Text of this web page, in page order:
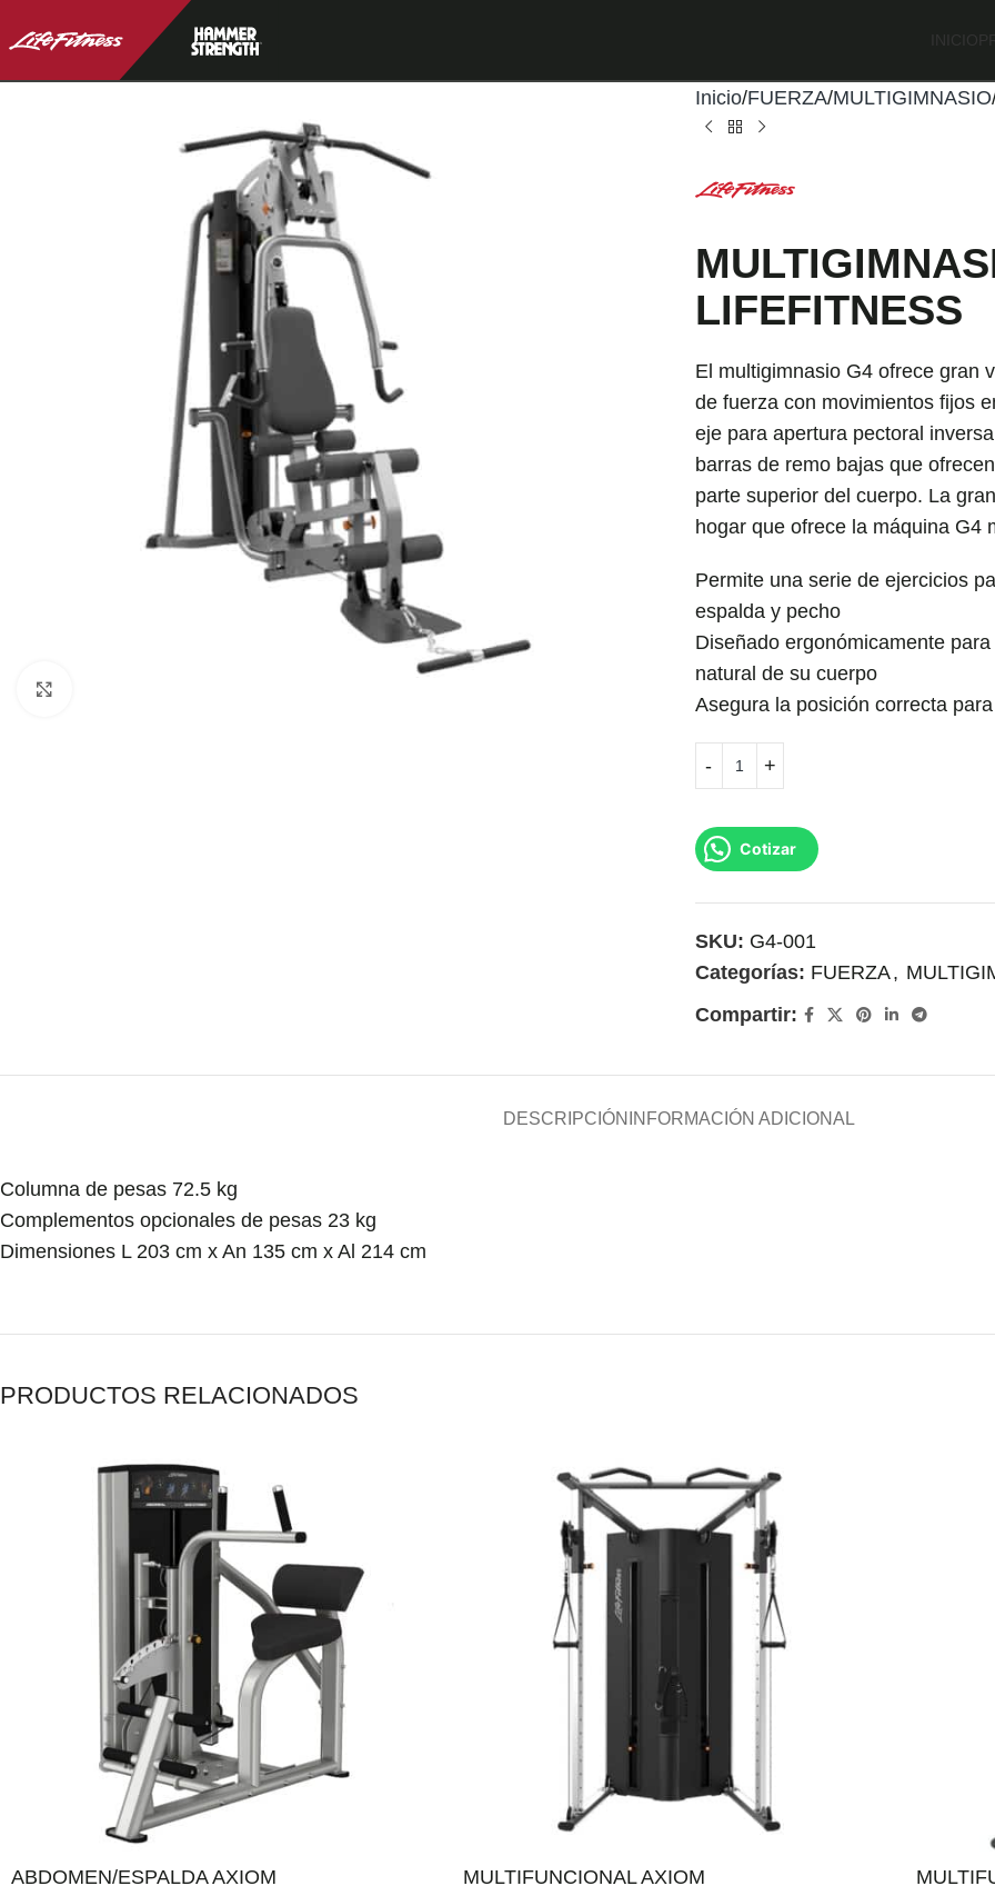
Inicio FUERZA MULTIGIMNASIO
LIFEFITNESS
El multigimnasio G4 ofrece gran
de fuerza con movimientos fijos
eje para apertura pectoral
barras de remo bajas que
parte superior del cuerpo. La
hogar que ofrece la máquina G4
Permite una serie de ejercicios
espalda y pecho
Diseñado ergonómicamente
natural de su cuerpo
Asegura la posición correcta
Cotizar
SKU: G4-001
Categorías: FUERZA,
Compartir:
DESCRIPCIÓN INFORMACIÓN ADICIONAL
Columna de pesas 72.5 kg
Complementos opcionales de pesas 23 kg
Dimensiones L 203 cm x An 135 cm x Al 214 cm
PRODUCTOS RELACIONADOS
ABDOMEN/ESPALDA AXIOM MULTIFUNCIONAL AXIOM